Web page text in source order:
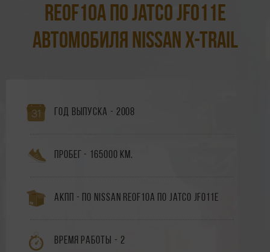
RE0F10A по Jatco JF011E
автомобиля Nissan X-Trail
Год выпуска - 2008
Пробег - 165000 км.
АКПП - По Nissan RE0F10A по Jatco JF011E
Время работы - 2